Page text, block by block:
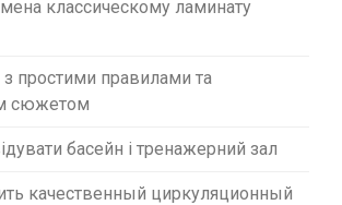
классическому ламинату
з простими правилами та
сюжетом
басейн і тренажерний зал
качественный циркуляционный